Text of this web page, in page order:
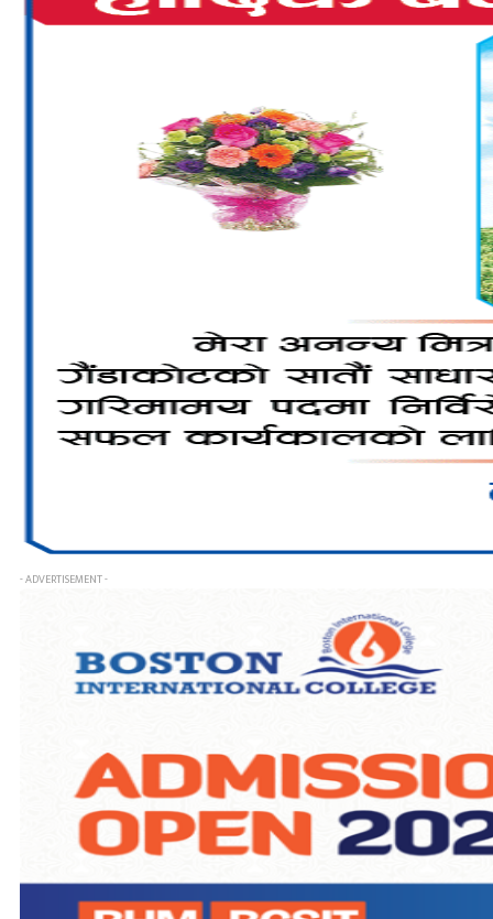
- ADVERTISEMENT -